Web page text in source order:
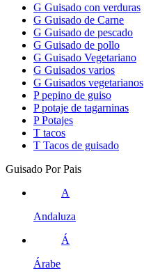
G Guisado con verduras
G Guisado de Carne
G Guisado de pescado
G Guisado de pollo
G Guisado Vegetariano
G Guisados varios
G Guisados vegetarianos
P pepino de guiso
P potaje de tagarninas
P Potajes
T tacos
T Tacos de guisado
Guisado Por Pais
A
Andaluza
Á
Árabe